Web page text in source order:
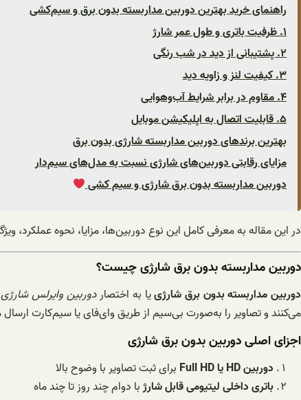
راهنمای خرید بهترین دوربین مداربسته بدون برق و سیم‌کشی
۱. ظرفیت باتری و طول عمر شارژ
۲. پشتیبانی از دید در شب رنگی
۳. کیفیت لنز و زاویه دید
۴. مقاوم در برابر شرایط آب‌وهوایی
۵. قابلیت اتصال به اپلیکیشن موبایل
بهترین برندهای دوربین مداربسته شارژی بدون برق
مزایای رقابتی دوربین‌های شارژی نسبت به مدل‌های سیم‌دار
دوربین مداربسته بدون برق شارژی و سیم کشی
در این مقاله به معرفی کامل این نوع دوربین‌ها، مزایا، نحوه عملکرد،
دوربین مداربسته بدون برق شارژی چیست؟
دوربین مداربسته بدون برق شارژییا به اختصاردوربین وایرلس شارژی
می‌کنند و تصاویر را به‌صورت بی‌سیم از طریق وای‌فای یا سیم‌کارت ارسال
اجزای اصلی دوربین بدون برق شارژی
دوربین HD یا Full HD
برای ثبت تصاویر با وضوح بالا
باتری داخلی لیتیومی قابل شارژبا دوام چند روز تا چند ماه